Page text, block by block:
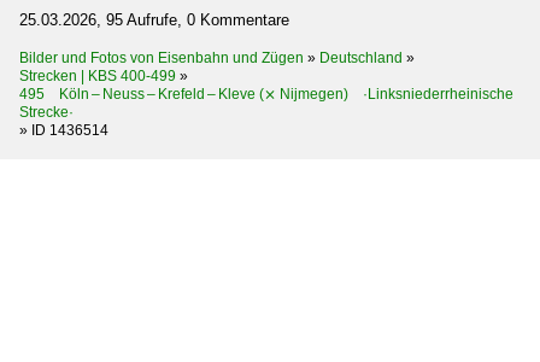
25.03.2026, 95 Aufrufe, 0 Kommentare
Bilder und Fotos von Eisenbahn und Zügen » Deutschland »
Strecken | KBS 400-499 »
495 Köln – Neuss – Krefeld – Kleve (⨯ Nijmegen) ·Linksniederrheinische
Strecke·
» ID 1436514